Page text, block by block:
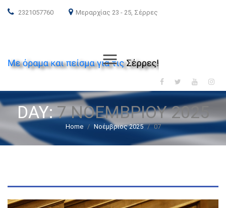
2321057760 Μεραρχίας 23 - 25, Σέρρες
Menu
DAY:7 ΝΟΕΜΒΡΊΟΥ 2025
Home / Νοέμβριος 2025 / 07